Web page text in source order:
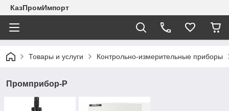
КазПромИмпорт
Товары и услуги Контрольно-измерительные приборы
Промприбор-Р